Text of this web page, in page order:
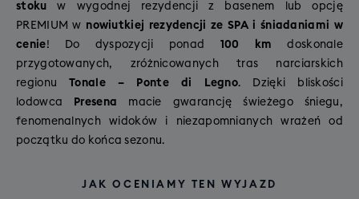
stoku w wygodnej rezydencji z basenem lub opcję
PREMIUM w nowiutkiej rezydencji ze SPA i śniadaniami w
cenie! Do dyspozycji ponad 100 km doskonale
przygotowanych, zróżnicowanych tras narciarskich
regionuTonale – Ponte di Legno. Dzięki bliskości
lodowca
Presena macie gwarancję świeżego śniegu,
fenomenalnych widoków i niezapomnianych wrażeń od
początku do końca sezonu.
JAK OCENIAMY TEN WYJAZD